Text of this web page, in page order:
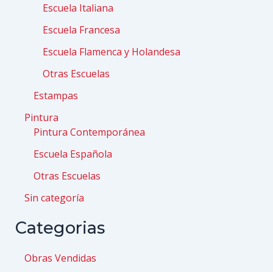
Escuela Italiana
Escuela Francesa
Escuela Flamenca y Holandesa
Otras Escuelas
Estampas
Pintura
Pintura Contemporánea
Escuela Española
Otras Escuelas
Sin categoría
Categorias
Obras Vendidas